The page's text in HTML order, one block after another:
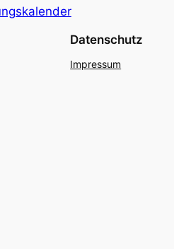
Datenschutz
Impressum